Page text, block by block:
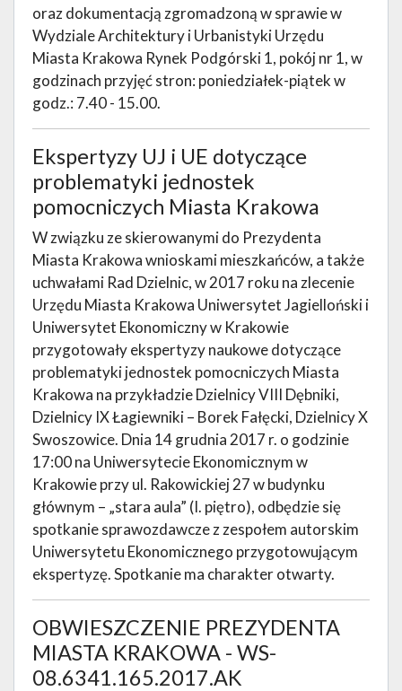
oraz dokumentacją zgromadzoną w sprawie w
Wydziale Architektury i Urbanistyki Urzędu
Miasta Krakowa Rynek Podgórski 1, pokój nr 1, w
godzinach przyjęć stron: poniedziałek-piątek w
godz.: 7.40 - 15.00.
Ekspertyzy UJ i UE dotyczące
problematyki jednostek
pomocniczych Miasta Krakowa
W związku ze skierowanymi do Prezydenta
Miasta Krakowa wnioskami mieszkańców, a także
uchwałami Rad Dzielnic, w 2017 roku na zlecenie
Urzędu Miasta Krakowa Uniwersytet Jagielloński i
Uniwersytet Ekonomiczny w Krakowie
przygotowały ekspertyzy naukowe dotyczące
problematyki jednostek pomocniczych Miasta
Krakowa na przykładzie Dzielnicy VIII Dębniki,
Dzielnicy IX Łagiewniki – Borek Fałęcki, Dzielnicy X
Swoszowice. Dnia 14 grudnia 2017 r. o godzinie
17:00 na Uniwersytecie Ekonomicznym w
Krakowie przy ul. Rakowickiej 27 w budynku
głównym – „stara aula” (I. piętro), odbędzie się
spotkanie sprawozdawcze z zespołem autorskim
Uniwersytetu Ekonomicznego przygotowującym
ekspertyzę. Spotkanie ma charakter otwarty.
OBWIESZCZENIE PREZYDENTA
MIASTA KRAKOWA - WS-
08.6341.165.2017.AK